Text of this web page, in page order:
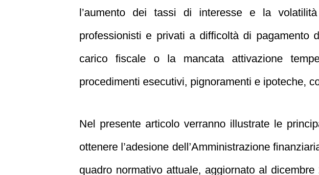
l’aumento dei tassi di interesse e la
professionisti e privati a difficoltà di pagamento
carico fiscale o la mancata attivazione
procedimenti esecutivi, pignoramenti e ipoteche,
Nel presente articolo verranno illustrate le
ottenere l’adesione dell’Amministrazione
quadro normativo attuale, aggiornato al